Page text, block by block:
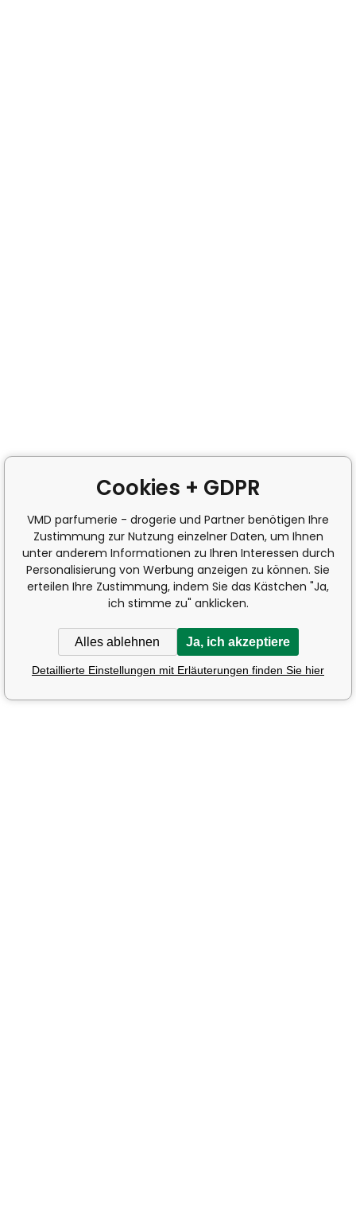
Cookies + GDPR
VMD parfumerie - drogerie und Partner benötigen Ihre
Zustimmung zur Nutzung einzelner Daten, um Ihnen
unter anderem Informationen zu Ihren Interessen durch
Personalisierung von Werbung anzeigen zu können. Sie
erteilen Ihre Zustimmung, indem Sie das Kästchen "Ja,
ich stimme zu" anklicken.
Alles ablehnen Ja, ich akzeptiere
Detaillierte Einstellungen mit Erläuterungen finden Sie hier